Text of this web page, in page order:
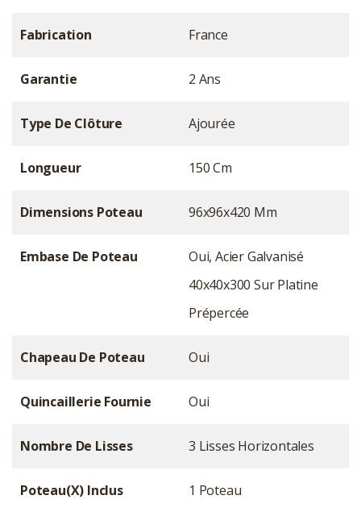
Fabrication France
Garantie 2 Ans
Type De Clôture Ajourée
Longueur 150 Cm
Dimensions Poteau 96x96x420 Mm
Embase De Poteau
Oui, Acier Galvanisé
40x40x300 Sur Platine
Prépercée
Chapeau De Poteau Oui
Quincaillerie Fournie Oui
Nombre De Lisses 3 Lisses Horizontales
Poteau(x) Inclus 1 Poteau